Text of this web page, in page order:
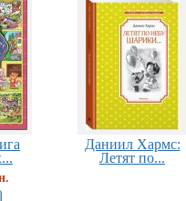
Даниил Хармс:
Летят по...